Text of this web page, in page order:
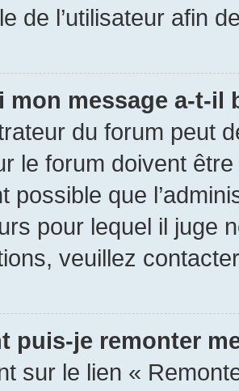
de l’utilisateur afin
mon message a-t-il
du forum peut
le forum doivent
possible que
pour lequel il juge
veuillez
puis-je remonter
sur le lien «